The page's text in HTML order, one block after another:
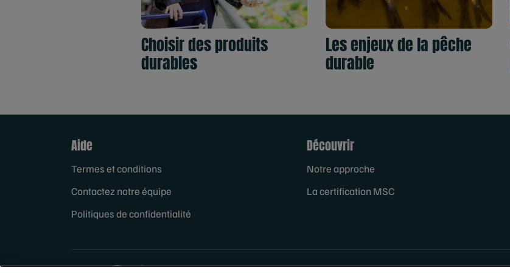
Choisir des produits
durables
Les enjeux de la pêche
durable
Aide
Termes et conditions
Contactez notre équipe
Politiques de confidentialité
Découvrir
Notre approche
La certification MSC